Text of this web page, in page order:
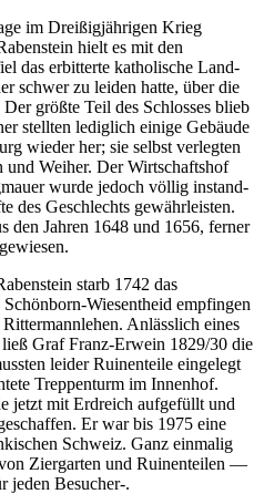
im Drei­ßig­jäh­rigen Krieg
hielt es mit den
das erbit­terte katho­li­sche Land­
schwer zu leiden hatte, über die
größte Teil des Schlosses blieb
stellten ledig­lich einige Gebäude
wieder her; sie selbst verlegten
Weiher. Der Wirt­schaftshof
wurde jedoch völlig instand­
des Geschlechts gewähr­leisten.
den Jahren 1648 und 1656, ferner
starb 1742 das
Wiesen­t­heid empfingen
Anläss­lich eines
Graf Franz-Erwein 1829/30 die
leider Ruinen­teile einge­legt
Trep­pen­turm im Innenhof.
jetzt mit Erdreich aufge­füllt und
Er war bis 1975 eine
Schweiz. Ganz einmalig
Zier­garten und Ruinen­teilen —
jeden Besucher-.